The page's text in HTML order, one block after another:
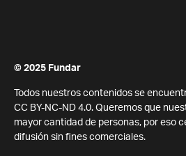
© 2025 Fundar
Todos nuestros contenidos se
CC BY-NC-ND 4.0. Queremos que
mayor cantidad de personas, por eso
difusión sin fines comerciales.